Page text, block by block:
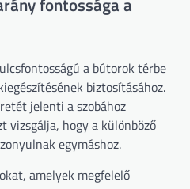
fontossága a
a bútorok térbe
biztosításához.
jelenti a szobához
vizsgálja, hogy a különböző
egymáshoz.
amelyek megfelelő